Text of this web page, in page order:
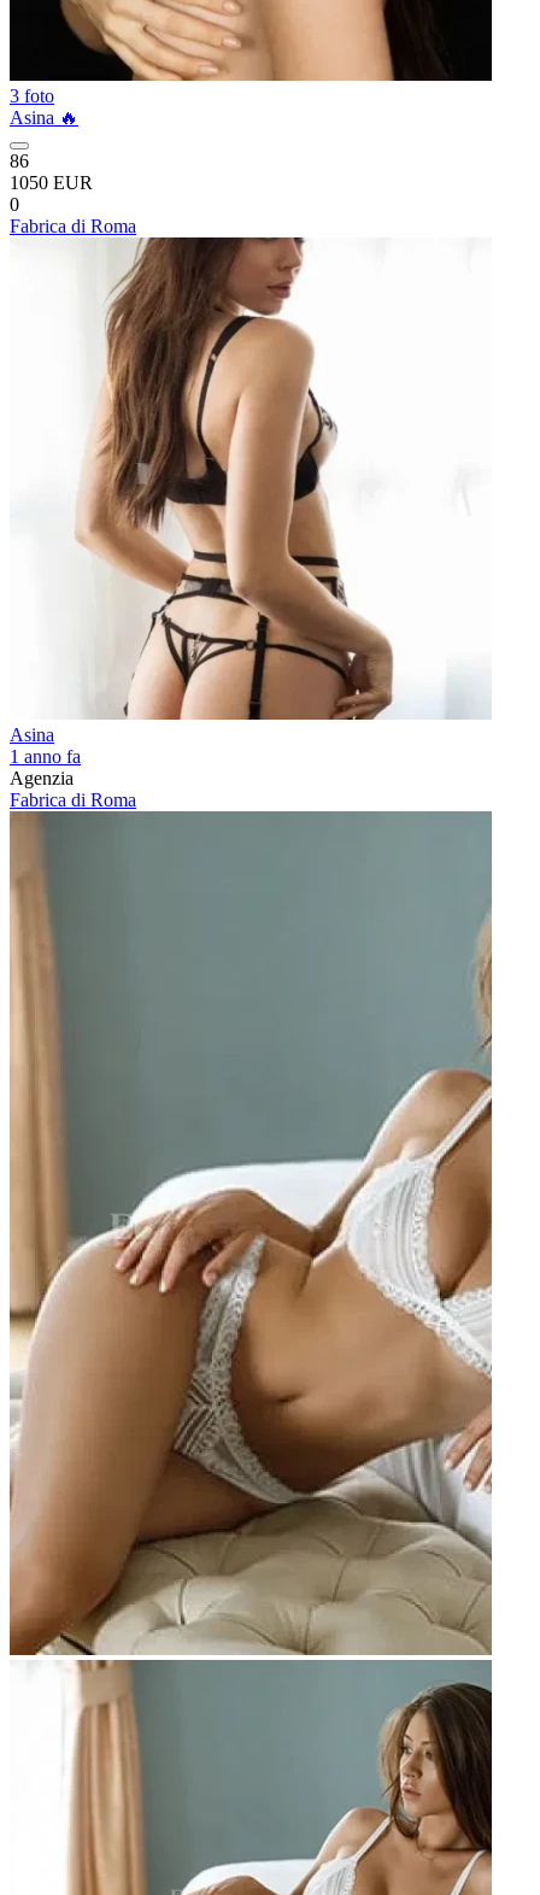
3 foto
Asina 🔥
86
1050 EUR
0
Fabrica di Roma
Asina
1 anno fa
Agenzia
Fabrica di Roma